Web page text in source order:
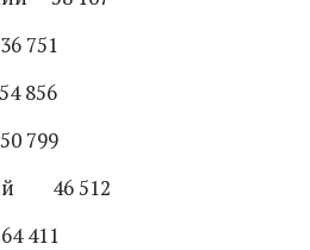
751
856
799
46 512
411